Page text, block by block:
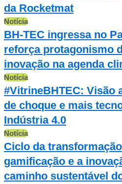
da Rocketmat
Notícia
BH-TEC ingressa no
reforça protagonismo
inovação na agenda
Notícia
#VitrineBHTEC: Visão
de choque e mais
Indústria 4.0
Notícia
Ciclo da
gamificação e a
caminho sustentável